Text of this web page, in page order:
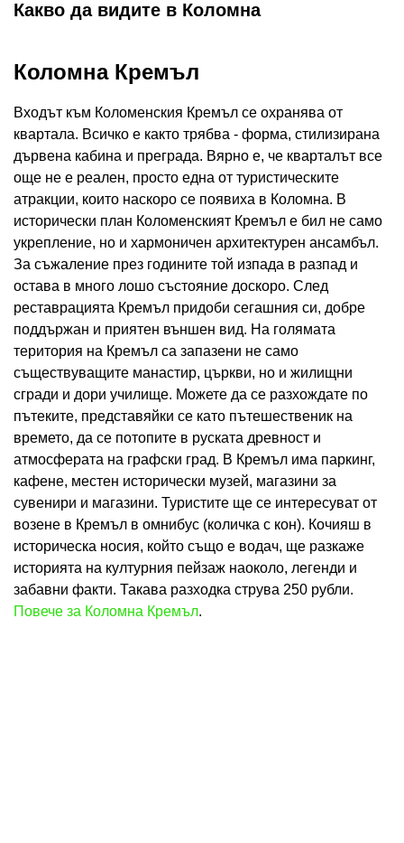
Какво да видите в Коломна
Коломна Кремъл
Входът към Коломенския Кремъл се охранява от
квартала. Всичко е както трябва - форма, стилизирана
дървена кабина и преграда. Вярно е, че кварталът все
още не е реален, просто една от туристическите
атракции, които наскоро се появиха в Коломна. В
исторически план Коломенският Кремъл е бил не само
укрепление, но и хармоничен архитектурен ансамбъл.
За съжаление през годините той изпада в разпад и
остава в много лошо състояние доскоро. След
реставрацията Кремъл придоби сегашния си, добре
поддържан и приятен външен вид. На голямата
територия на Кремъл са запазени не само
съществуващите манастир, църкви, но и жилищни
сгради и дори училище. Можете да се разхождате по
пътеките, представяйки се като пътешественик на
времето, да се потопите в руската древност и
атмосферата на графски град. В Кремъл има паркинг,
кафене, местен исторически музей, магазини за
сувенири и магазини. Туристите ще се интересуват от
возене в Кремъл в омнибус (количка с кон). Кочияш в
историческа носия, който също е водач, ще разкаже
историята на културния пейзаж наоколо, легенди и
забавни факти. Такава разходка струва 250 рубли.
Повече за Коломна Кремъл.